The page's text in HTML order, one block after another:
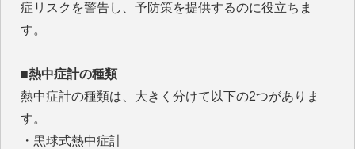
症リスクを警告し、予防策を提供するのに役立ちま
す。
■熱中症計の種類
熱中症計の種類は、大きく分けて以下の2つがありま
す。
・黒球式熱中症計